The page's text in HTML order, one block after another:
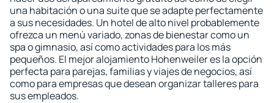
una habitación o una suite que se adapte perfectamente
a sus necesidades. Un hotel de alto nivel probablemente
ofrezca un menú variado, zonas de bienestar como un
spa o gimnasio, así como actividades para los más
pequeños. El mejor alojamiento Hohenweiler es la opción
perfecta para parejas, familias y viajes de negocios, así
como para empresas que desean organizar talleres para
sus empleados.